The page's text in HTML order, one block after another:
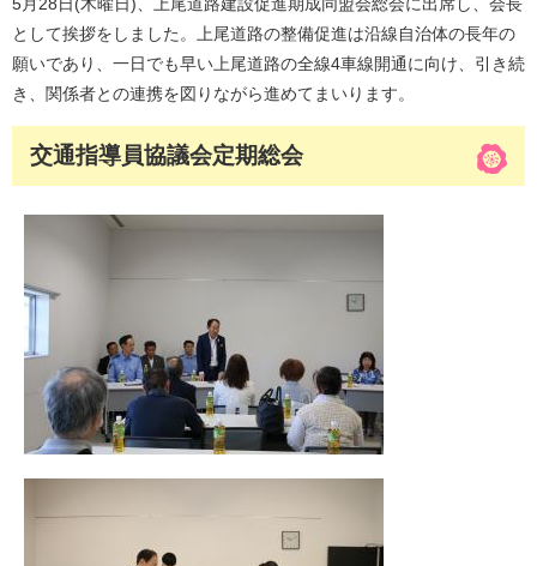
5月28日(木曜日)、上尾道路建設促進期成同盟会総会に出席し、会長
として挨拶をしました。上尾道路の整備促進は沿線自治体の長年の
願いであり、一日でも早い上尾道路の全線4車線開通に向け、引き続
き、関係者との連携を図りながら進めてまいります。
交通指導員協議会定期総会